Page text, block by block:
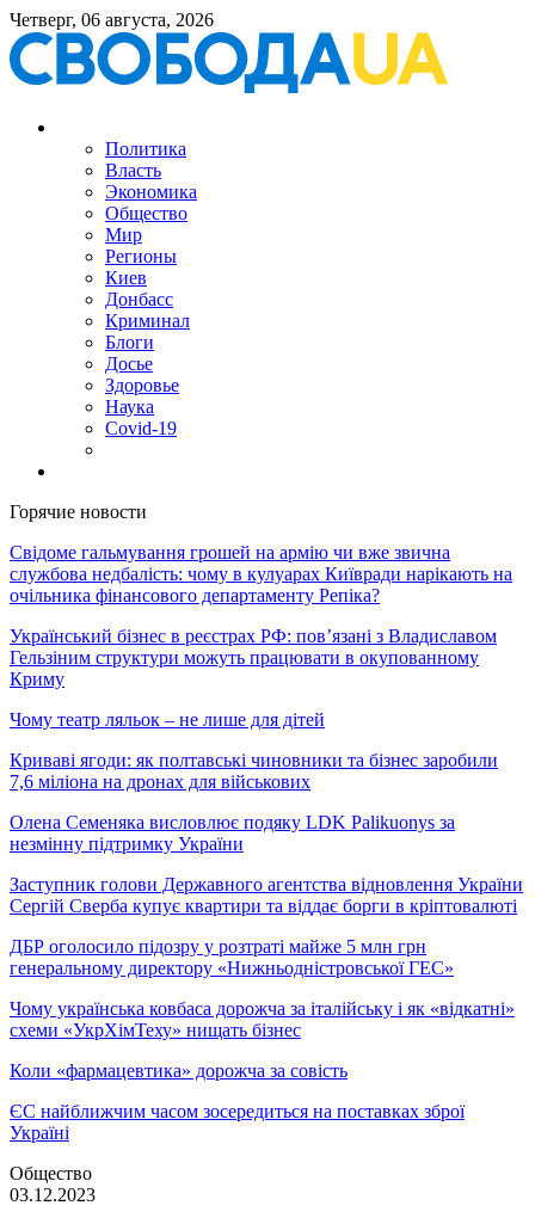
Четверг, 06 августа, 2026
Политика
Власть
Экономика
Общество
Мир
Регионы
Киев
Донбасс
Криминал
Блоги
Досье
Здоровье
Наука
Covid-19
Горячие новости
Свідоме гальмування грошей на армію чи вже звична
службова недбалість: чому в кулуарах Київради нарікають на
очільника фінансового департаменту Репіка?
Український бізнес в реєстрах РФ: пов’язані з Владиславом
Гельзіним структури можуть працювати в окупованному
Криму
Чому театр ляльок – не лише для дітей
Криваві ягоди: як полтавські чиновники та бізнес заробили
7,6 міліона на дронах для військових
Олена Семеняка висловлює подяку LDK Palikuonys за
незмінну підтримку України
Заступник голови Державного агентства відновлення України
Сергій Сверба купує квартири та віддає борги в кріптовалюті
ДБР оголосило підозру у розтраті майже 5 млн грн
генеральному директору «Нижньодністровської ГЕС»
Чому українська ковбаса дорожча за італійську і як «відкатні»
схеми «УкрХімТеху» нищать бізнес
Коли «фармацевтика» дорожча за совість
ЄС найближчим часом зосередиться на поставках зброї
Україні
Общество
03.12.2023